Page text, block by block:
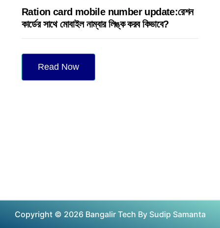
Ration card mobile number update:রেশন
কার্ডের সাথে মোবাইল নাম্বার লিঙ্ক করব কিভাবে?
Read Now
Copyright © 2026 Bangalir Tech By Sudip Samanta